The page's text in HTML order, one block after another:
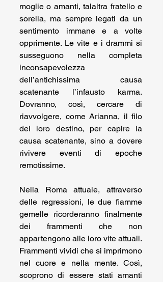
moglie o amanti, talaltra fratello e
sorella, ma sempre legati da un
sentimento immane e a volte
opprimente. Le vite e i drammi si
susseguono nella completa
inconsapevolezza
dell’antichissima causa
scatenante l’infausto karma.
Dovranno, così, cercare di
riavvolgere, come Arianna, il filo
del loro destino, per capire la
causa scatenante, sino a dovere
rivivere eventi di epoche
remotissime.
Nella Roma attuale, attraverso
delle regressioni, le due fiamme
gemelle ricorderanno finalmente
dei frammenti che non
appartengono alle loro vite attuali.
Frammenti vividi che si imprimono
nel cuore e nella mente. Così,
scoprono di essere stati amanti